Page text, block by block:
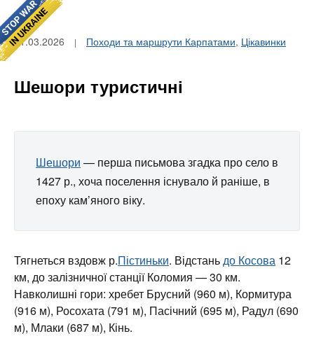
01.03.2026 Походи та маршрути Карпатами, Цікавинки
Шешори туристичні
Шешори — перша письмова згадка про село в
1427 р., хоча поселення існувало й раніше, в
епоху кам’яного віку.
Тягнеться вздовж р.Пістиньки. Відстаньдо Косова 12
км, до залізничної станції Коломия — 30 км.
Навколишні гори: хребет Брусний (960 м), Кормитура
(916 м), Росохата (791 м), Пасічний (695 м), Радул (690
м), Млаки (687 м), Кінь.